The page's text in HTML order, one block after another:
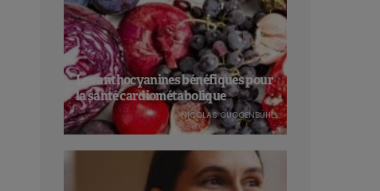
Les anthocyanines bénéfiques pour
la santé cardiométabolique
NICOLAS GUGGENBÜHL